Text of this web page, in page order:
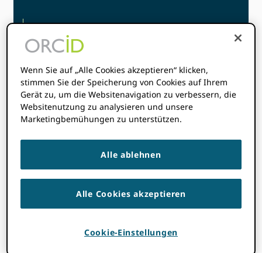
Das ORCID Der Global Participation Fund (GPF)
wurde 2022 mit dem Ziel gegründet, Zuschüsse
bereitzustellen ORCID.
Die GPF-
Förderprogramme
Wenn Sie auf „Alle Cookies akzeptieren“ klicken,
stimmen Sie der Speicherung von Cookies auf Ihrem
Gerät zu, um die Websitenavigation zu verbessern, die
Websitenutzung zu analysieren und unsere
Marketingbemühungen zu unterstützen.
Alle ablehnen
Alle Cookies akzeptieren
Cookie-Einstellungen